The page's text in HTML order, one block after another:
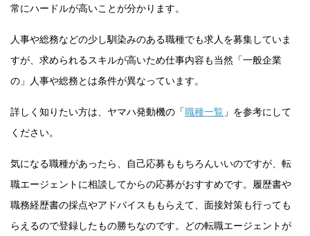
常にハードルが高いことが分かります。
人事や総務などの少し馴染みのある職種でも求人を募集していま
すが、求められるスキルが高いため仕事内容も当然「一般企業
の」人事や総務とは条件が異なっています。
詳しく知りたい方は、ヤマハ発動機の「職種一覧 」を参考にして
ください。
気になる職種があったら、自己応募ももちろんいいのですが、転
職エージェントに相談してからの応募がおすすめです。履歴書や
職務経歴書の採点やアドバイスももらえて、面接対策も行っても
らえるので登録したもの勝ちなのです。どの転職エージェントが